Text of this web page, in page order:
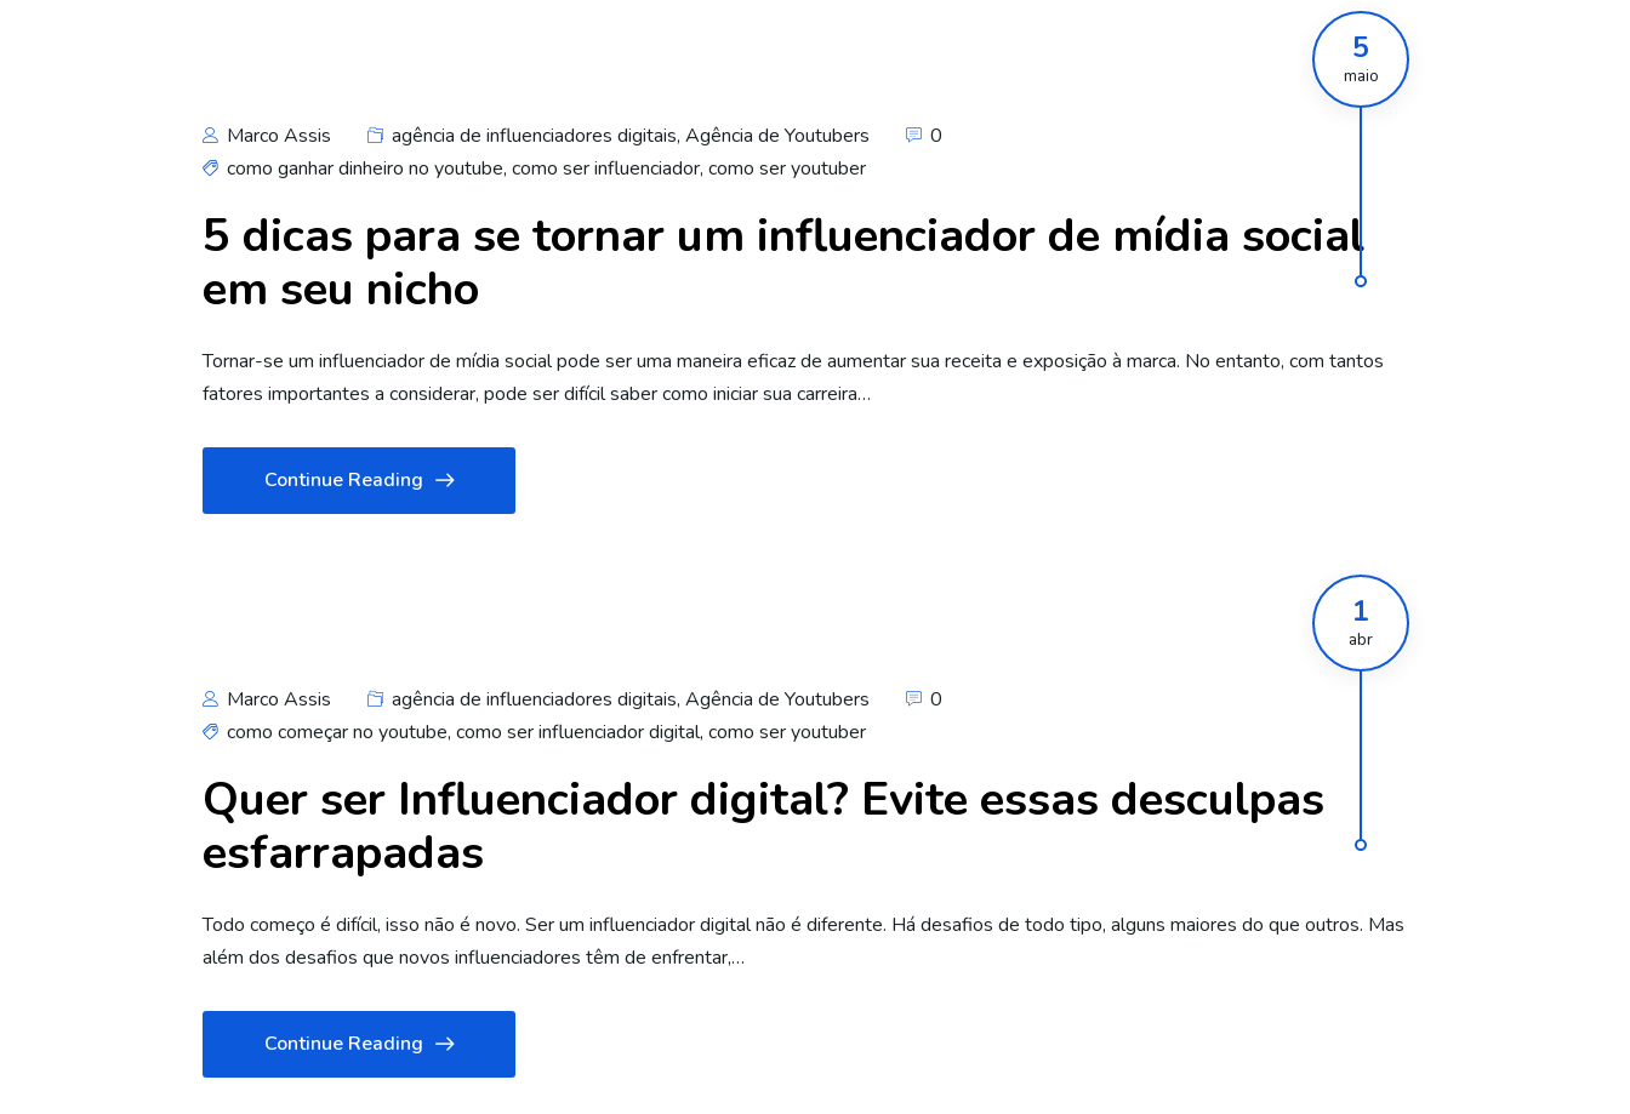
Marco Assis agência de influenciadores digitais, Agência de Youtubers 0
5
maio
como ganhar dinheiro no youtube, como ser influenciador, como ser youtuber
5 dicas para se tornar um influenciador de mídia social
em seu nicho
Tornar-se um influenciador de mídia social pode ser uma maneira eficaz de aumentar sua receita e exposição à marca. No entanto, com tantos
fatores importantes a considerar, pode ser difícil saber como iniciar sua carreira…
Continue Reading
Marco Assis agência de influenciadores digitais, Agência de Youtubers 0
1
abr
como começar no youtube, como ser influenciador digital, como ser youtuber
Quer ser Influenciador digital? Evite essas desculpas
esfarrapadas
Todo começo é difícil, isso não é novo. Ser um influenciador digital não é diferente. Há desafios de todo tipo, alguns maiores do que outros. Mas
além dos desafios que novos influenciadores têm de enfrentar,…
Continue Reading